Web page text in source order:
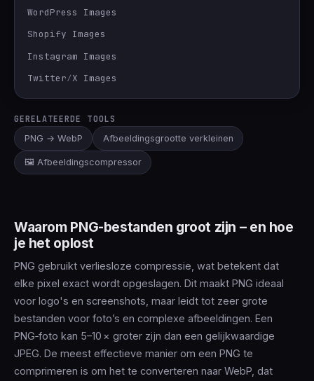
WordPress Images
Shopify Images
Instagram Images
Twitter∕X Images
GERELATEERDE TOOLS
PNG → WebP
Afbeeldingsgrootte verkleinen
🖼️ Afbeeldingscompressor
Waarom PNG-bestanden groot zijn – en hoe
je het oplost
PNG gebruikt verliesloze compressie, wat betekent dat
elke pixel exact wordt opgeslagen. Dit maakt PNG ideaal
voor logo's en screenshots, maar leidt tot zeer grote
bestanden voor foto’s en complexe afbeeldingen. Een
PNG‑foto kan 5–10 × groter zijn dan een gelijkwaardige
JPEG. De meest effectieve manier om een PNG te
comprimeren is om het te converteren naar WebP, dat